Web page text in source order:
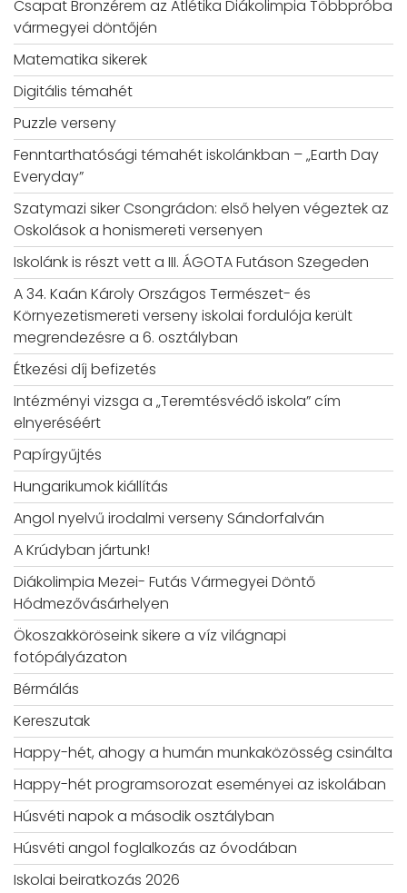
Csapat Bronzérem az Atlétika Diákolimpia Többpróba
vármegyei döntőjén
Matematika sikerek
Digitális témahét
Puzzle verseny
Fenntarthatósági témahét iskolánkban – „Earth Day
Everyday”
Szatymazi siker Csongrádon: első helyen végeztek az
Oskolások a honismereti versenyen
Iskolánk is részt vett a III. ÁGOTA Futáson Szegeden
A 34. Kaán Károly Országos Természet- és
Környezetismereti verseny iskolai fordulója került
megrendezésre a 6. osztályban
Étkezési díj befizetés
Intézményi vizsga a „Teremtésvédő iskola” cím
elnyeréséért
Papírgyűjtés
Hungarikumok kiállítás
Angol nyelvű irodalmi verseny Sándorfalván
A Krúdyban jártunk!
Diákolimpia Mezei- Futás Vármegyei Döntő
Hódmezővásárhelyen
Ökoszakköröseink sikere a víz világnapi
fotópályázaton
Bérmálás
Kereszutak
Happy-hét, ahogy a humán munkaközösség csinálta
Happy-hét programsorozat eseményei az iskolában
Húsvéti napok a második osztályban
Húsvéti angol foglalkozás az óvodában
Iskolai beiratkozás 2026